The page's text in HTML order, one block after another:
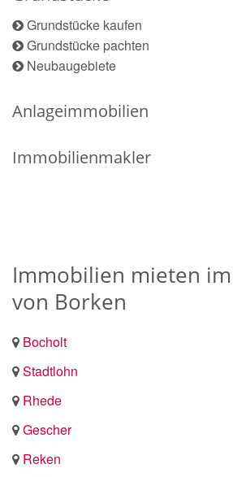
Grundstücke kaufen
Grundstücke pachten
Neubaugebiete
Anlageimmobilien
Immobilienmakler
Immobilien mieten
von Borken
Bocholt
Stadtlohn
Rhede
Gescher
Reken